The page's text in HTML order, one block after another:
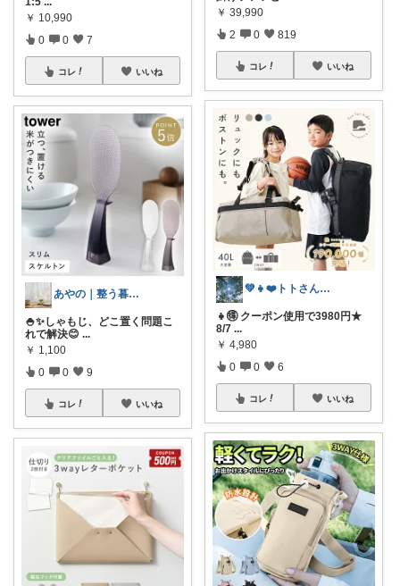
￥ 10,990
0 0 7
コレ いいね
あやの｜整う暮らしROOM
🍚✨しゃもじ、どこ置く問題こ
れで解決😊 ...
￥ 1,100
0 0 9
コレ いいね
￥ 39,990
2 0 819
コレ いいね
💚👧❤️トトさん 8月🥵
👧🉐 クーポン使用で3980円★
8/7 ...
￥ 4,980
0 0 6
コレ いいね